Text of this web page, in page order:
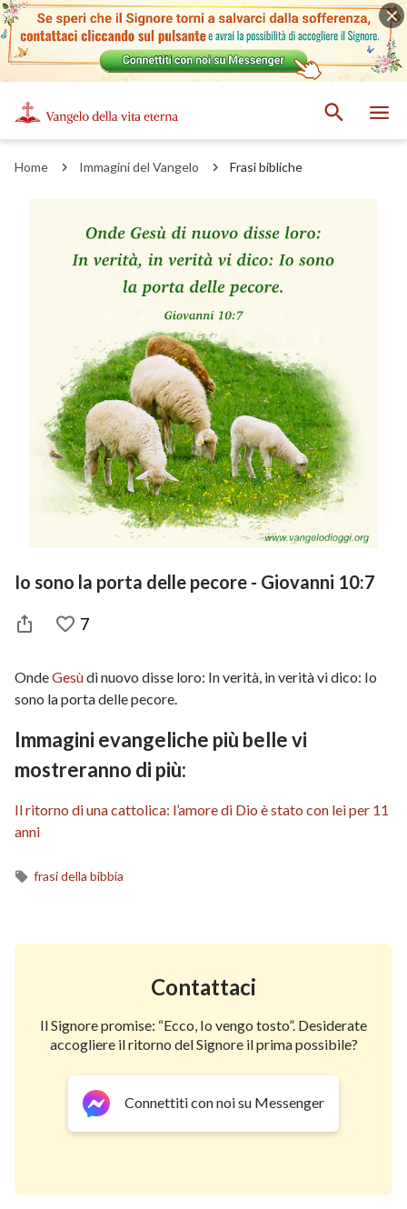
Home Immagini del Vangelo Frasi bibliche
Io sono la porta delle pecore - Giovanni 10:7
7
OndeGesùdi nuovo disse loro: In verità, in verità vi dico: Io
sono la porta delle pecore.
Immagini evangeliche più belle vi
mostreranno di più:
Il ritorno di una cattolica: l’amore di Dio è stato con lei per 11
anni
frasi della bibbia
Contattaci
Il Signore promise: “Ecco, Io vengo tosto”. Desiderate
accogliere il ritorno del Signore il prima possibile?
Connettiti con noi su Messenger